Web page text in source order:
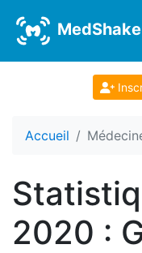
MedShake
Accueil
2020 :